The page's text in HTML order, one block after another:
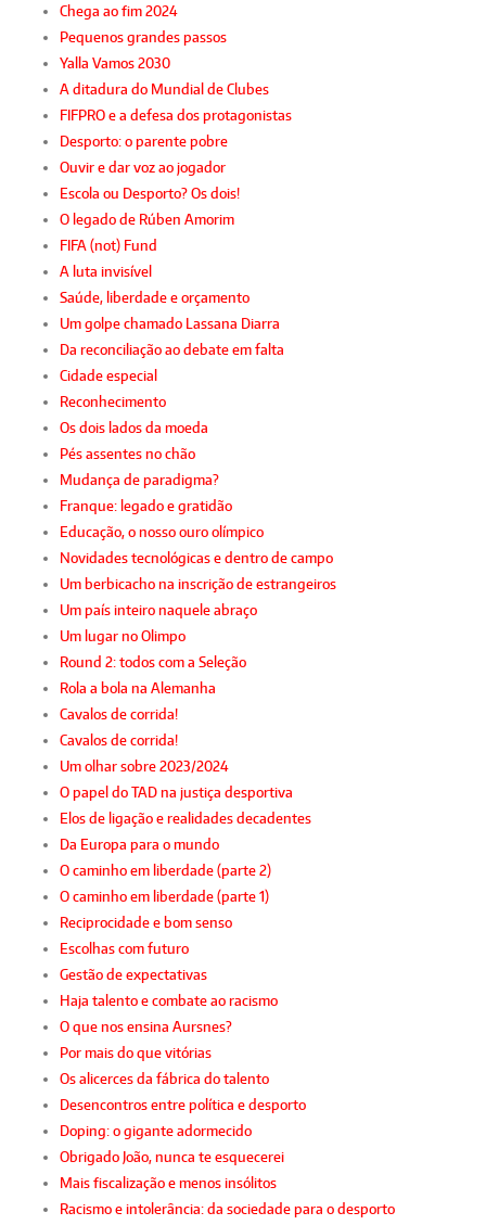
Chega ao fim 2024
Pequenos grandes passos
Yalla Vamos 2030
A ditadura do Mundial de Clubes
FIFPRO e a defesa dos protagonistas
Desporto: o parente pobre
Ouvir e dar voz ao jogador
Escola ou Desporto? Os dois!
O legado de Rúben Amorim
FIFA (not) Fund
A luta invisível
Saúde, liberdade e orçamento
Um golpe chamado Lassana Diarra
Da reconciliação ao debate em falta
Cidade especial
Reconhecimento
Os dois lados da moeda
Pés assentes no chão
Mudança de paradigma?
Franque: legado e gratidão
Educação, o nosso ouro olímpico
Novidades tecnológicas e dentro de campo
Um berbicacho na inscrição de estrangeiros
Um país inteiro naquele abraço
Um lugar no Olimpo
Round 2: todos com a Seleção
Rola a bola na Alemanha
Cavalos de corrida!
Cavalos de corrida!
Um olhar sobre 2023/2024
O papel do TAD na justiça desportiva
Elos de ligação e realidades decadentes
Da Europa para o mundo
O caminho em liberdade (parte 2)
O caminho em liberdade (parte 1)
Reciprocidade e bom senso
Escolhas com futuro
Gestão de expectativas
Haja talento e combate ao racismo
O que nos ensina Aursnes?
Por mais do que vitórias
Os alicerces da fábrica do talento
Desencontros entre política e desporto
Doping: o gigante adormecido
Obrigado João, nunca te esquecerei
Mais fiscalização e menos insólitos
Racismo e intolerância: da sociedade para o desporto